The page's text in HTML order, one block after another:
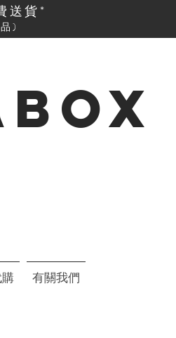
送貨*
)
有關我們